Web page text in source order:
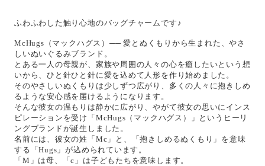
ふわふわした触り心地のバッグチャームです♪
McHugs（マックハグス）── 愛とぬくもりから生まれた、やさ
しいぬいぐるみブランド。
とある一人の母親が、家族や周囲の人々の心を癒したいという想
いから、ひと針ひと針に愛を込めて人形を作り始めました。
そのやさしいぬくもりは少しずつ広がり、多くの人々に抱きしめ
るような安心感を届けるようになります。
そんな彼女の温もりは静かに広がり、やがて彼女の思いにインス
ピレーションを受け「McHugs（マックハグス）」というヒーリ
ングブランドが誕生しました。
名前には、彼女の姓「Mc」と、「抱きしめるぬくもり」を意味
する「Hugs」が込められています。
「M」は母、「c」は子どもたちを意味します。